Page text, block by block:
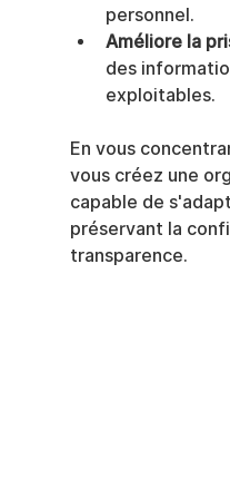
personnel.
Améliore la
des
exploitables.
En vous
vous créez une
capable de
préservant la
transparence.